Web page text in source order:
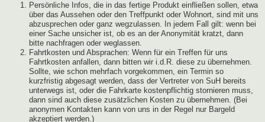
Persönliche Infos, die in das fertige Produkt einfließen sollen, etwa
über das Aussehen oder den Treffpunkt oder Wohnort, sind mit uns
abzusprechen oder ganz wegzulassen. In jedem Fall gilt: wenn bei
einer Sache unsicher ist, ob es an der Anonymität kratzt, dann
bitte nachfragen oder weglassen.
Fahrtkosten und Absprachen: Wenn für ein Treffen für uns
Fahrtkosten anfallen, dann bitten wir i.d.R. diese zu übernehmen.
Sollte, wie schon mehrfach vorgekommen, ein Termin so
kurzfristig abgesagt werden, dass der Vertreter von SuH bereits
unterwegs ist, oder die Fahrkarte kostenpflichtig stornieren muss,
dann sind auch diese zusätzlichen Kosten zu übernehmen. (Bei
anonymen Kontakten kann von uns in der Regel nur Bargeld
akzeptiert werden.)